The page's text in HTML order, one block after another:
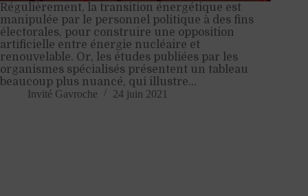
Régulièrement, la transition énergétique est
manipulée par le personnel politique à des fins
électorales, pour construire une opposition
artificielle entre énergie nucléaire et
renouvelable. Or, les études publiées par les
organismes spécialisés présentent un tableau
beaucoup plus nuancé, qui illustre…
Invité Gavroche 24 juin 2021